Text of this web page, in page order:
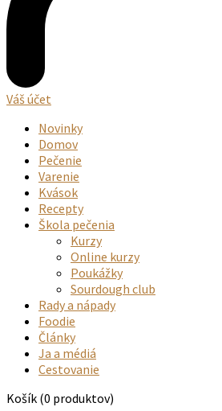
Váš účet
Novinky
Domov
Pečenie
Varenie
Kvások
Recepty
Škola pečenia
Kurzy
Online kurzy
Poukážky
Sourdough club
Rady a nápady
Foodie
Články
Ja a médiá
Cestovanie
Košík (0 produktov)